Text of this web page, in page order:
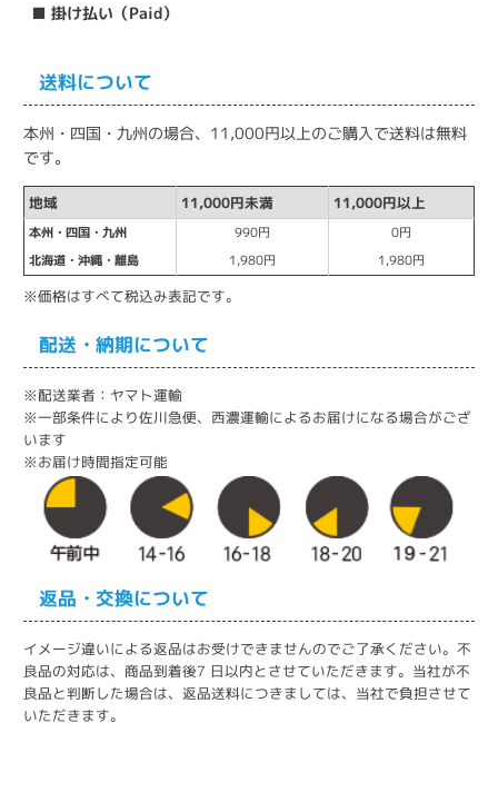
■ 掛け払い（Paid）
送料について
本州・四国・九州の場合、11,000円以上のご購入で送料は無料
です。
地域 11,000円未満 11,000円以上
本州・四国・九州 990円
0円
北海道・沖縄・離島
1,980円 1,980円
※価格はすべて税込み表記です。
配送・納期について
※配送業者：ヤマト運輸
※一部条件により佐川急便、西濃運輸によるお届けになる場合がござ
います
※お届け時間指定可能
返品・交換について
イメージ違いによる返品はお受けできませんのでご了承ください。不
良品の対応は、商品到着後7 日以内とさせていただきます。当社が不
良品と判断した場合は、返品送料につきましては、当社で負担させて
いただきます。